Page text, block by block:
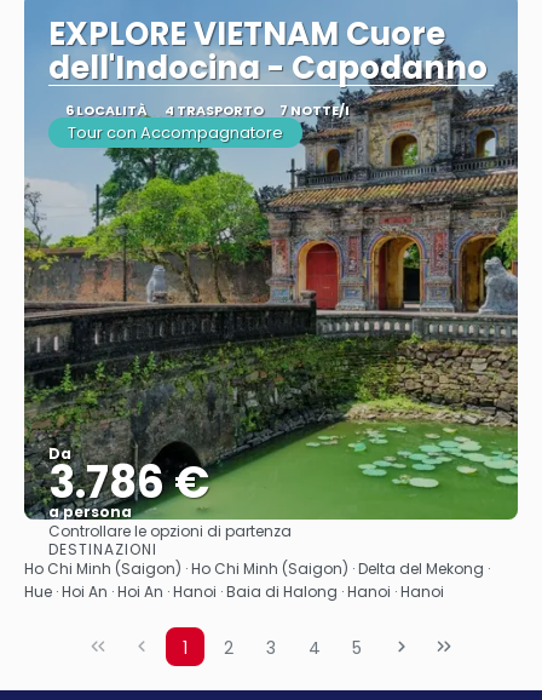
EXPLORE VIETNAM Cuore
dell'Indocina - Capodanno
6 LOCALITÀ 4 TRASPORTO 7 NOTTE/I
Tour con Accompagnatore
Da
3.786 €
a persona
Vedere
Controllare le opzioni di partenza
DESTINAZIONI
Ho Chi Minh (Saigon) · Ho Chi Minh (Saigon) · Delta del Mekong ·
Hue · Hoi An · Hoi An · Hanoi · Baia di Halong · Hanoi · Hanoi
1 2 3 4 5